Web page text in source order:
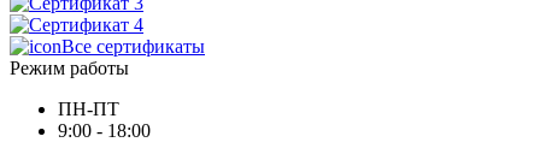
Все сертификаты
Режим работы
ПН-ПТ
9:00 - 18:00